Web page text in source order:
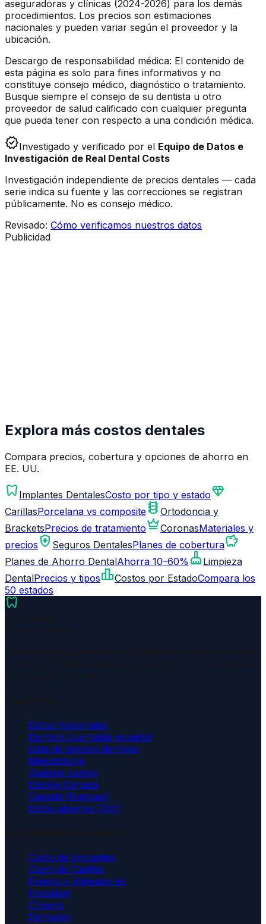
aseguradoras y clínicas (2024-2026) para los demás
procedimientos. Los precios son estimaciones
nacionales y pueden variar según el proveedor y la
ubicación.
Descargo de responsabilidad médica: El contenido de
esta página es solo para fines informativos y no
constituye consejo médico, diagnóstico o tratamiento.
Busque siempre el consejo de su dentista u otro
proveedor de salud calificado con cualquier pregunta
que pueda tener con respecto a una condición médica.
verifiedInvestigado y verificado por el Equipo de Datos e
Investigación de Real Dental Costs
Investigación independiente de precios dentales — cada
serie indica su fuente y las correcciones se registran
públicamente. No es consejo médico.
Revisado: Cómo verificamos nuestros datos
Publicidad
Explora más costos dentales
Compara precios, cobertura y opciones de ahorro en
EE. UU.
dentistry Implantes DentalesCosto por tipo y estadodiamond
CarillasPorcelana vs composite orthopedics Ortodoncia y
BracketsPrecios de tratamientocrownCoronasMateriales y
precios health_and_safety Seguros DentalesPlanes de coberturasavings
Planes de Ahorro DentalAhorra 10–60% cleaning_services Limpieza
DentalPrecios y tiposleaderboardCostos por EstadoCompara los
50 estados
dentistry
Datos Nacionales
Dentista que habla español
Lista de precios dentales
Metodología
Quiénes somos
Edición Canadá
Canada (français)
Datos abiertos (DOI)
Costo de Implantes
Costo de Carillas
Frenos y Alineadores
Invisalign
Crowns
Dentures